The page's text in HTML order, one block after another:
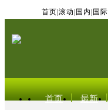
首页 滚动 国内 国际
首页 最新